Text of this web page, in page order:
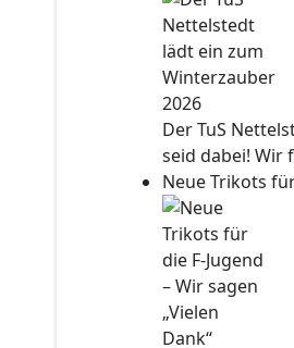
Der TuS
seid dabei! Wir
Neue Trikots